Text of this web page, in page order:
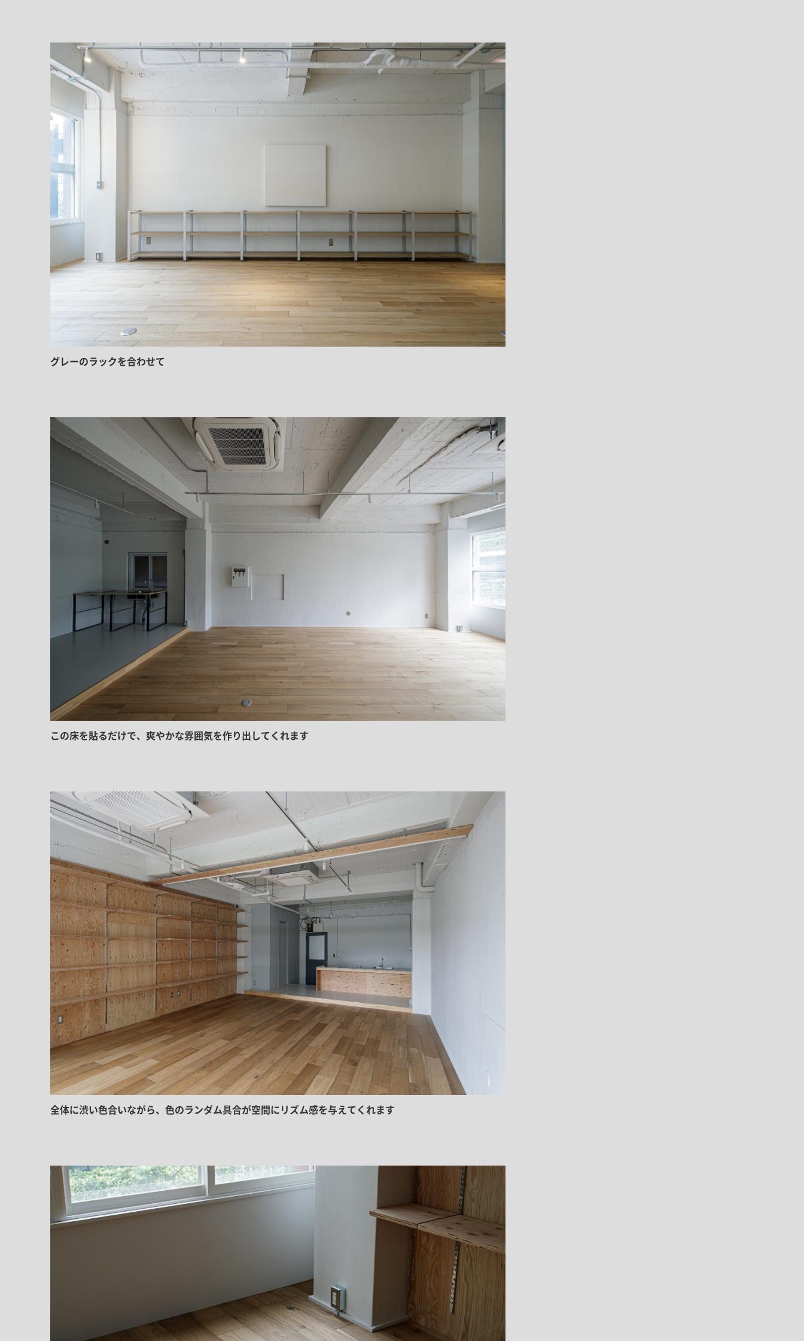
グレーのラックを合わせて
この床を貼るだけで、爽やかな雰囲気を作り出してくれます
全体に渋い色合いながら、色のランダム具合が空間にリズム感を与えてくれます